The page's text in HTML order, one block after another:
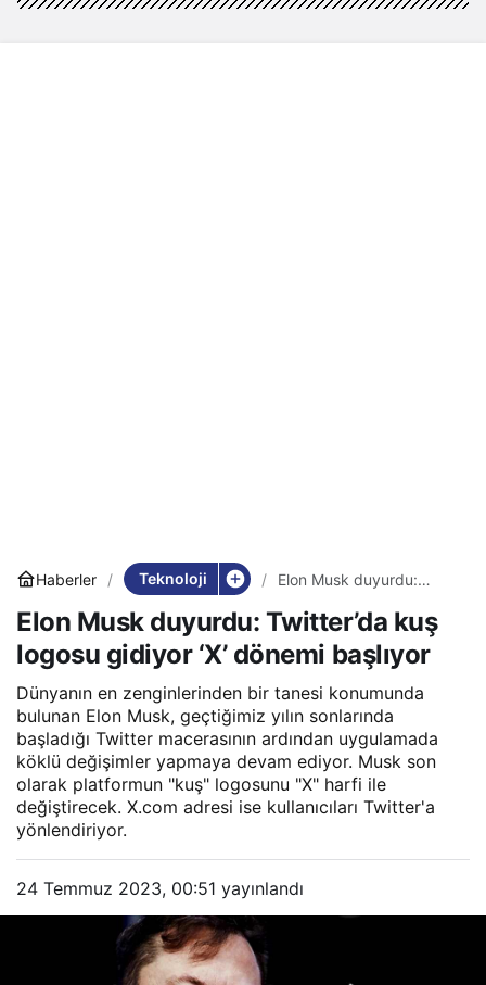
Haberler Teknoloji
Elon Musk duyurdu:
gidiyor ‘X’ dönemi
başlıyor
Elon Musk duyurdu: Twitter’da kuş
logosu gidiyor ‘X’ dönemi başlıyor
Dünyanın en zenginlerinden bir tanesi konumunda
bulunan Elon Musk, geçtiğimiz yılın sonlarında
başladığı Twitter macerasının ardından uygulamada
köklü değişimler yapmaya devam ediyor. Musk son
olarak platformun "kuş" logosunu "X" harfi ile
değiştirecek. X.com adresi ise kullanıcıları Twitter'a
yönlendiriyor.
24 Temmuz 2023, 00:51 yayınlandı